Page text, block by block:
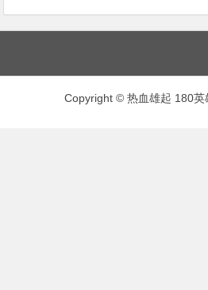
Copyright © 热血雄起 180英